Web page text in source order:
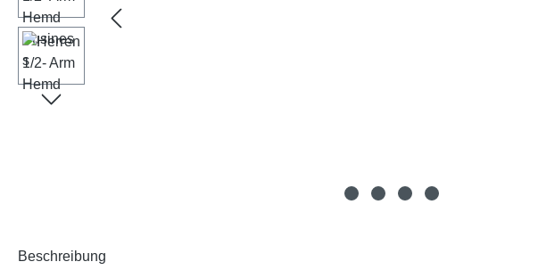
Beschreibung